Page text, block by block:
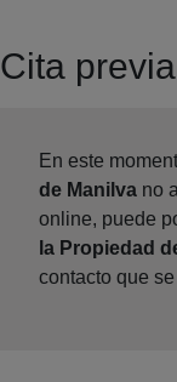
Cita previa
En este
de Manilva no
online, puede
la Propiedad
contacto que